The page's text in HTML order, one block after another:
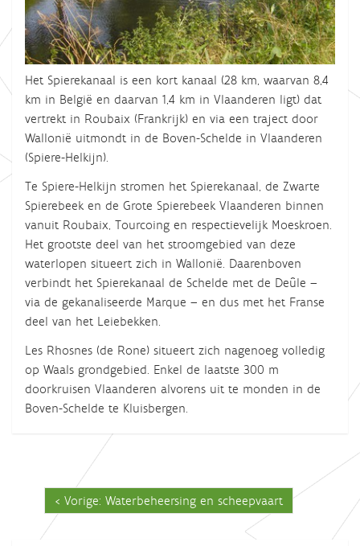
Het Spierekanaal is een kort kanaal (28 km, waarvan 8,4
km in België en daarvan 1,4 km in Vlaanderen ligt) dat
vertrekt in Roubaix (Frankrijk) en via een traject door
Wallonië uitmondt in de Boven-Schelde in Vlaanderen
(Spiere-Helkijn).
Te Spiere-Helkijn stromen het Spierekanaal, de Zwarte
Spierebeek en de Grote Spierebeek Vlaanderen binnen
vanuit Roubaix, Tourcoing en respectievelijk Moeskroen.
Het grootste deel van het stroomgebied van deze
waterlopen situeert zich in Wallonië. Daarenboven
verbindt het Spierekanaal de Schelde met de Deûle –
via de gekanaliseerde Marque – en dus met het Franse
deel van het Leiebekken.
Les Rhosnes (de Rone) situeert zich nagenoeg volledig
op Waals grondgebied. Enkel de laatste 300 m
doorkruisen Vlaanderen alvorens uit te monden in de
Boven-Schelde te Kluisbergen.
Vorige: Waterbeheersing en scheepvaart